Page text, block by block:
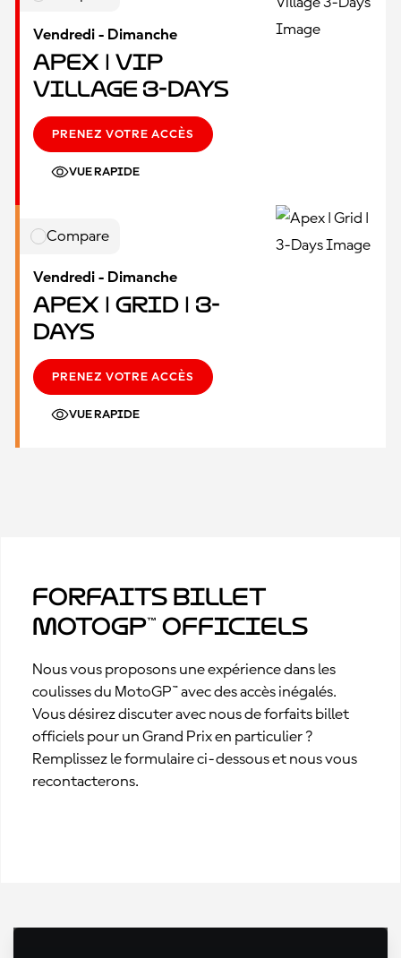
Vendredi - Dimanche
Apex | VIP
Village 3-Days
PRENEZ VOTRE ACCÈS
VUE RAPIDE
Compare
Vendredi - Dimanche
Apex | Grid | 3-
Days
PRENEZ VOTRE ACCÈS
VUE RAPIDE
Forfaits billet
MotoGP™ officiels
Nous vous proposons une expérience dans les
coulisses du MotoGP™ avec des accès inégalés.
Vous désirez discuter avec nous de forfaits billet
officiels pour un Grand Prix en particulier ?
Remplissez le formulaire ci-dessous et nous vous
recontacterons.